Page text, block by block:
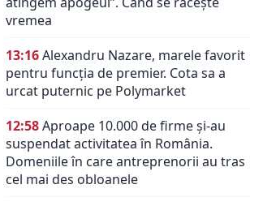
vremea
13:16Alexandru Nazare, marele favorit
pentru funcția de premier. Cota sa a
urcat puternic pe Polymarket
12:58Aproape 10.000 de firme și-au
suspendat activitatea în România.
Domeniile în care antreprenorii au tras
cel mai des obloanele